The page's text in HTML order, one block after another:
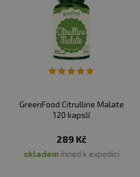
GreenFood Citrulline Malate
120 kapslí
289 Kč
skladem ihned k expedici